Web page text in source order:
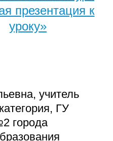
презентация к
уроку»
учитель
ГУ
города